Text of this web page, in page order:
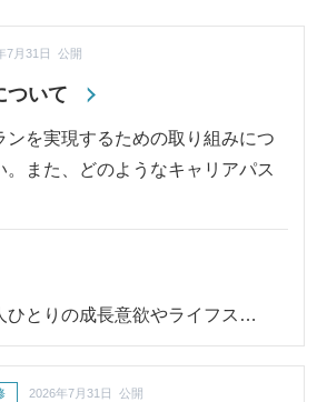
ついて
7月31日 公開
ンを実現するための取り組みにつ
。また、どのようなキャリアパス
ひとりの成長意欲やライフス…
2026年7月31日 公開